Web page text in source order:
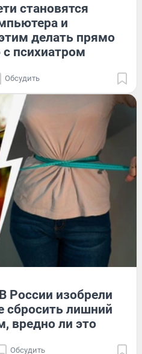
становятся
и
делать прямо
психиатром
Обсудить
России изобрели
сбросить лишний
вредно ли это
Обсудить